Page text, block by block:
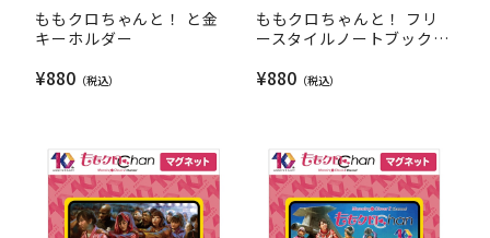
ももクロちゃんと！ と金
キーホルダー
¥880
ももクロちゃんと！ フリ
ースタイルノートブック公
¥880